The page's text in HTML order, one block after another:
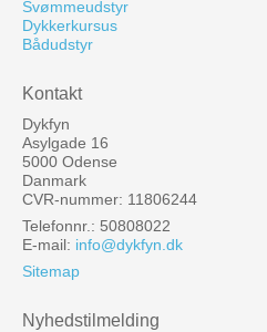
Svømmeudstyr
Dykkerkursus
Bådudstyr
Kontakt
Dykfyn
Asylgade 16
5000 Odense
Danmark
CVR-nummer: 11806244
Telefonnr.: 50808022
E-mail: info@dykfyn.dk
Sitemap
Nyhedstilmelding